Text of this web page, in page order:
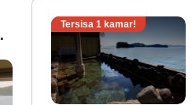
Tersisa 1 kamar!